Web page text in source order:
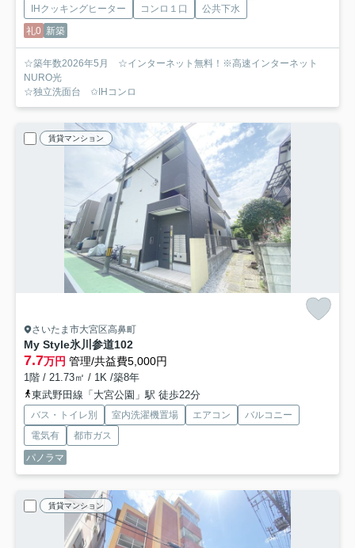
IHクッキングヒーター
コンロ１口
公共下水
礼0 新築
☆築年数2026年5月 ☆インターネット無料！※高速インターネット
NURO光
☆独立洗面台 ✩IHコンロ
賃貸マンション
さいたま市大宮区高鼻町
My Style氷川参道102
7.7万円 管理/共益費5,000円
1階 / 21.73㎡ / 1K /築8年
東武野田線「大宮公園」駅 徒歩22分
バス・トイレ別 室内洗濯機置場 エアコン
バルコニー
電気有
都市ガス
パノラマ
賃貸マンション